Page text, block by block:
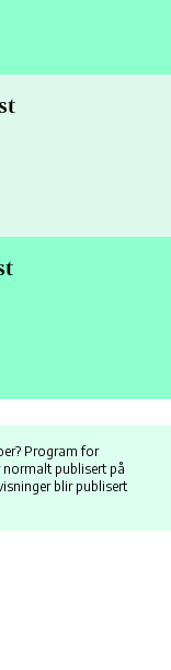
Program for
publisert på
blir publisert